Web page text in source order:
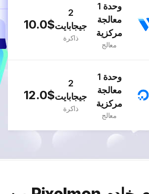
10.0$
2
جيجابايت
ذاكرة
1 وحدة
معالجة
مركزية
معالج
12.0$
2
جيجابايت
ذاكرة
1 وحدة
معالجة
مركزية
معالج